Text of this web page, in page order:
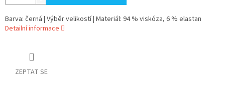
Barva: černá | Výběr velikostí | Materiál: 94 % viskóza, 6 % elastan
Detailní informace
ZEPTAT SE